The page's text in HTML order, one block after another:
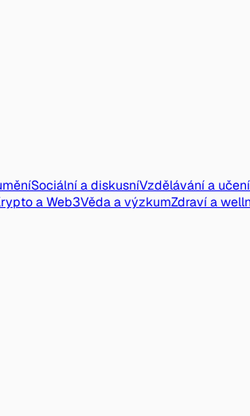
Sociální a diskusníVzdělávání a učení
a Web3Věda a výzkumZdraví a